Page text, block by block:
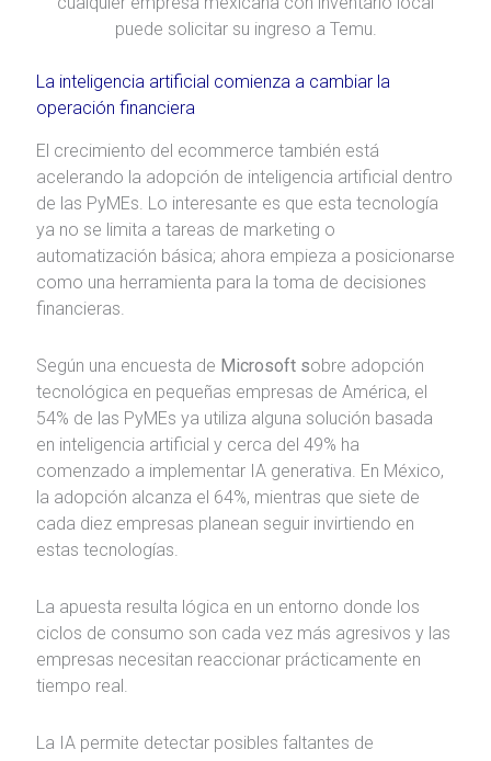
puede solicitar su ingreso a Temu.
La inteligencia artificial comienza a cambiar la
operación financiera
El crecimiento del ecommerce también está
acelerando la adopción de inteligencia artificial dentro
de las PyMEs. Lo interesante es que esta tecnología
ya no se limita a tareas de marketing o
automatización básica; ahora empieza a posicionarse
como una herramienta para la toma de decisiones
financieras.
Según una encuesta de Microsoft sobre adopción
tecnológica en pequeñas empresas de América, el
54% de las PyMEs ya utiliza alguna solución basada
en inteligencia artificial y cerca del 49% ha
comenzado a implementar IA generativa. En México,
la adopción alcanza el 64%, mientras que siete de
cada diez empresas planean seguir invirtiendo en
estas tecnologías.
La apuesta resulta lógica en un entorno donde los
ciclos de consumo son cada vez más agresivos y las
empresas necesitan reaccionar prácticamente en
tiempo real.
La IA permite detectar posibles faltantes de